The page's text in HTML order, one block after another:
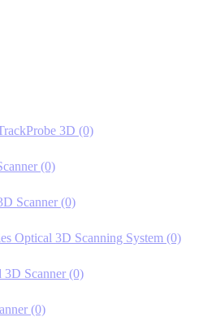
3D (0)
(0)
Scanner (0)
Optical 3D Scanning System (0)
Scanner (0)
(0)